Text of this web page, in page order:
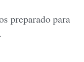
preparado para